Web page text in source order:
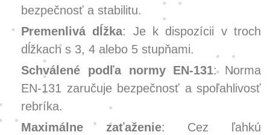
bezpečnosť a stabilitu.
Premenlivá dĺžka: Je k dispozícii v troch
dĺžkach s 3, 4 alebo 5 stupňami.
Schválené podľa normy EN-131: Norma
EN-131 zaručuje bezpečnosť a spoľahlivosť
rebríka.
Maximálne zaťaženie: Cez ľahkú